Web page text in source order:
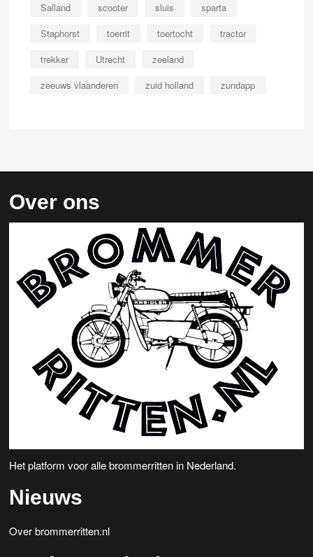
Salland
scooter sluis
sparta
Staphorst
toerrit toertocht
tractor
trekker
Utrecht
zeeland
zeeuws vlaanderen
zuid holland zundapp
Over ons
Het platform voor alle brommerritten in Nederland.
Nieuws
Over brommerritten.nl